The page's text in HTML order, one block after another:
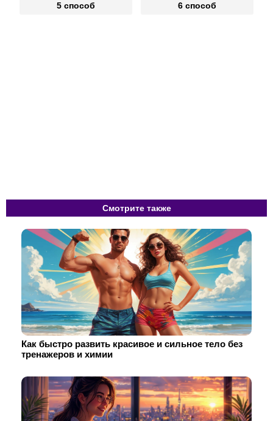
5 способ 6 способ
Смотрите также
Как быстро развить красивое и сильное тело без
тренажеров и химии